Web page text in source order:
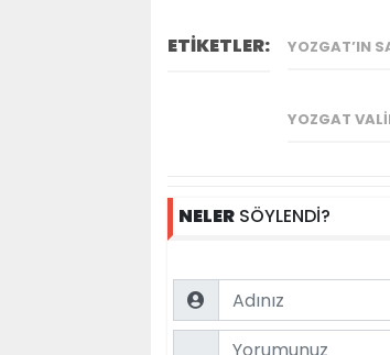
ETİKETLER: YOZGAT’IN
YOZGAT
NELERSÖYLENDİ?
Name
Comment